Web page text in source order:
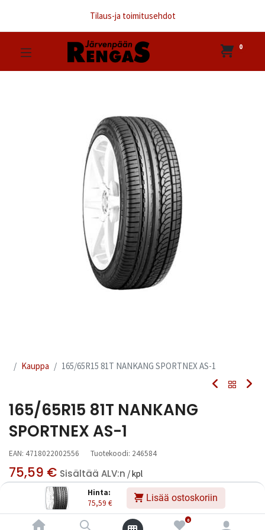
Hinta:
75,59 € Lisää ostoskoriin
0
Tilaus-ja toimitusehdot
0
Kauppa 165/65R15 81T NANKANG SPORTNEX AS-1
165/65R15 81T NANKANG
SPORTNEX AS-1
EAN: 4718022002556 Tuotekoodi: 246584
75,59 € Sisältää ALV:n / kpl
Toimittajilla (kotimaa):
Saatavilla
Toimitusaika:
3 arkipäivää